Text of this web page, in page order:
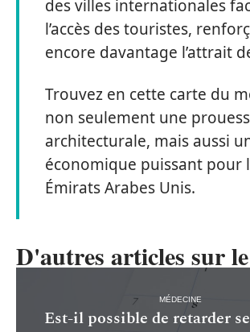
des villes internationales
l’accès des touristes,
encore davantage l’attrait
Trouvez en cette carte du
non seulement une
architecturale, mais aussi
économique puissant pour
Émirats Arabes Unis.
D'autres articles sur
MÉDECINE
Est-il possible de retarder